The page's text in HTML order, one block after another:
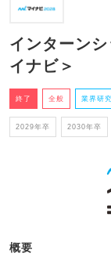
インターン
イナビ＞
終了 全般 業界研
2029年卒 2030年卒
概要